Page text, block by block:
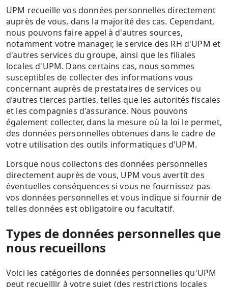
UPM recueille vos données personnelles directement
auprès de vous, dans la majorité des cas. Cependant,
nous pouvons faire appel à d'autres sources,
notamment votre manager, le service des RH d'UPM et
d'autres services du groupe, ainsi que les filiales
locales d'UPM. Dans certains cas, nous sommes
susceptibles de collecter des informations vous
concernant auprès de prestataires de services ou
d’autres tierces parties, telles que les autorités fiscales
et les compagnies d'assurance. Nous pouvons
également collecter, dans la mesure où la loi le permet,
des données personnelles obtenues dans le cadre de
votre utilisation des outils informatiques d'UPM.
Lorsque nous collectons des données personnelles
directement auprès de vous, UPM vous avertit des
éventuelles conséquences si vous ne fournissez pas
vos données personnelles et vous indique si fournir de
telles données est obligatoire ou facultatif.
Types de données personnelles que
nous recueillons
Voici les catégories de données personnelles qu'UPM
peut recueillir à votre sujet (des restrictions locales